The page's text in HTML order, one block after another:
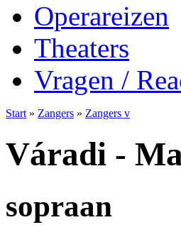
Operareizen
Theaters
Vragen /
Start » Zangers » Zangers v
Váradi -
sopraan